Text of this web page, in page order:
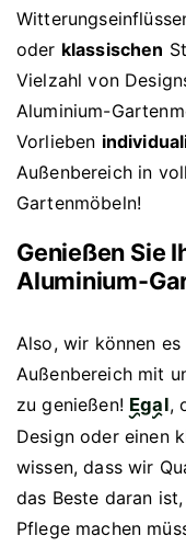
oder klassischen
Vielzahl von
Aluminium-
Vorlieben
Außenbereich in
Gartenmöbeln!
Genießen Sie
Aluminium-
Also, wir können
Außenbereich mit
zu genießen! Egal,
Design oder einen
wissen, dass wir
das Beste daran
Pflege machen